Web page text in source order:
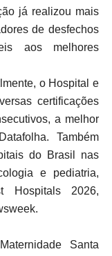
já realizou mais
de desfechos
aos melhores
o Hospital e
certificações
a melhor
Também
do Brasil nas
e pediatria,
Hospitals 2026,
Santa